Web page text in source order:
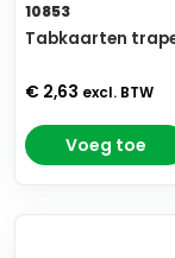
10853
Tabkaarten
€ 2,63 excl. BTW
Voeg toe